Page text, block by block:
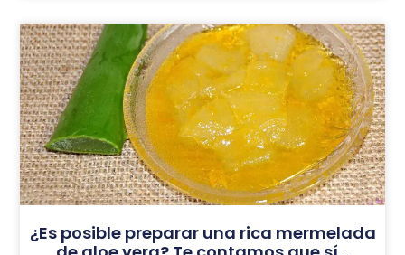
¿Es posible preparar una rica mermelada